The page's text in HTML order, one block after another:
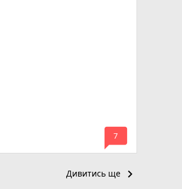
mode_comment
7
Дивитись ще keyboard_arrow_right